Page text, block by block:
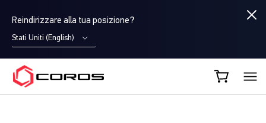
Reindirizzare alla tua posizione?
Stati Uniti (English)
COROS IT